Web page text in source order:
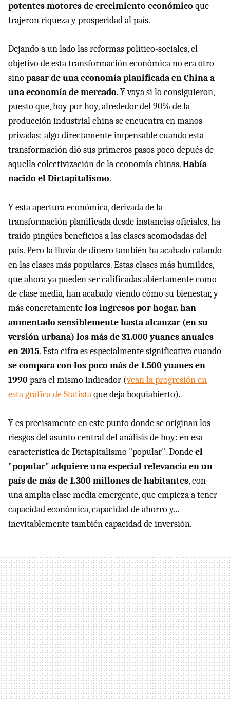
potentes motores de crecimiento económico que
trajeron riqueza y prosperidad al país.
Dejando a un lado las reformas político-sociales, el
objetivo de esta transformación económica no era otro
sinopasar de una economía planificada en China a
una economía de mercado. Y vaya si lo consiguieron,
puesto que, hoy por hoy, alrededor del 90% de la
producción industrial china se encuentra en manos
privadas: algo directamente impensable cuando esta
transformación dió sus primeros pasos poco depués de
aquella colectivización de la economía chinas.Había
nacido el Dictapitalismo.
Y esta apertura económica, derivada de la
transformación planificada desde instancias oficiales, ha
traído pingües beneficios a las clases acomodadas del
país. Pero la lluvia de dinero también ha acabado calando
en las clases más populares. Estas clases más humildes,
que ahora ya pueden ser calificadas abiertamente como
de clase media, han acabado viendo cómo su bienestar, y
más concretamentelos ingresos por hogar, han
aumentado sensiblemente hasta alcanzar (en su
versión urbana) los más de 31.000 yuanes anuales
en 2015. Esta cifra es especialmente significativa cuando
se compara con los poco más de 1.500 yuanes en
1990para el mismo indicador (vean la progresión en
esta gráfica de Statistaque deja boquiabierto).
Y es precisamente en este punto donde se originan los
riesgos del asunto central del análisis de hoy: en esa
característica de Dictapitalismo "popular". Dondeel
"popular" adquiere una especial relevancia en un
país de más de 1.300 millones de habitantes, con
una amplia clase media emergente, que empieza a tener
capacidad económica, capacidad de ahorro y...
inevitablemente también capacidad de inversión.